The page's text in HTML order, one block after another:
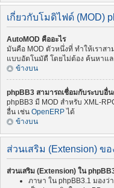
เกี่ยวกับโมดิไฟด์ (MOD)
AutoMOD คืออะไร
มันคือ MOD ตัวหนึ่งที่ ทำให้เราสา
แบบอัตโนมัตื โดยไม่ต้อง ค้นหาแล
ข้างบน
phpBB3 สามารถเชื่อมกับระบบอื่
phpBB3 มี MOD สำหรับ XML-
อื่น เช่น OpenERP ได้
ข้างบน
ส่วนเสริม (Extension) ข
ส่วนเสริม (Extension) ใน
ภาษา ใน phpBB3.1 มอง